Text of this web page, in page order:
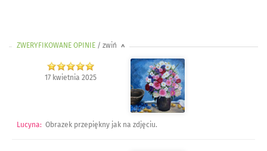
ZWERYFIKOWANE OPINIE / zwiń >
17 kwietnia 2025
Lucyna: Obrazek przepiękny jak na zdjęciu.